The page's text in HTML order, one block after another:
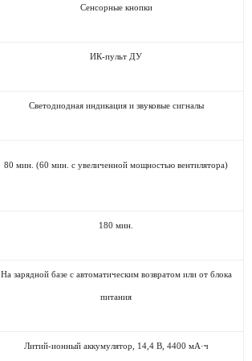
Сенсорные кнопки
ИК-пульт ДУ
Светодиодная индикация и звуковые сигналы
80 мин. (60 мин. с увеличенной мощностью вентилятора)
180 мин.
На зарядной базе с автоматическим возвратом или от блока
питания
Литий-ионный аккумулятор, 14,4 В, 4400 мА·ч